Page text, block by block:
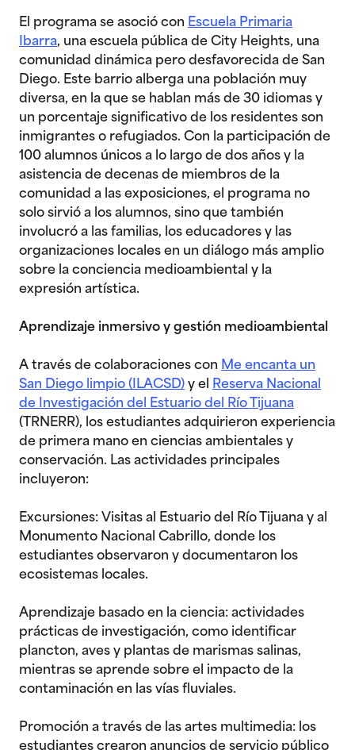
El programa se asoció con Escuela Primaria
Ibarra, una escuela pública de City Heights, una
comunidad dinámica pero desfavorecida de San
Diego. Este barrio alberga una población muy
diversa, en la que se hablan más de 30 idiomas y
un porcentaje significativo de los residentes son
inmigrantes o refugiados. Con la participación de
100 alumnos únicos a lo largo de dos años y la
asistencia de decenas de miembros de la
comunidad a las exposiciones, el programa no
solo sirvió a los alumnos, sino que también
involucró a las familias, los educadores y las
organizaciones locales en un diálogo más amplio
sobre la conciencia medioambiental y la
expresión artística.
Aprendizaje inmersivo y gestión medioambiental
A través de colaboraciones con Me encanta un
San Diego limpio (ILACSD) y el
Reserva Nacional
de Investigación del Estuario del Río Tijuana
(TRNERR), los estudiantes adquirieron experiencia
de primera mano en ciencias ambientales y
conservación. Las actividades principales
incluyeron:
Excursiones: Visitas al Estuario del Río Tijuana y al
Monumento Nacional Cabrillo, donde los
estudiantes observaron y documentaron los
ecosistemas locales.
Aprendizaje basado en la ciencia: actividades
prácticas de investigación, como identificar
plancton, aves y plantas de marismas salinas,
mientras se aprende sobre el impacto de la
contaminación en las vías fluviales.
Promoción a través de las artes multimedia: los
estudiantes crearon anuncios de servicio público